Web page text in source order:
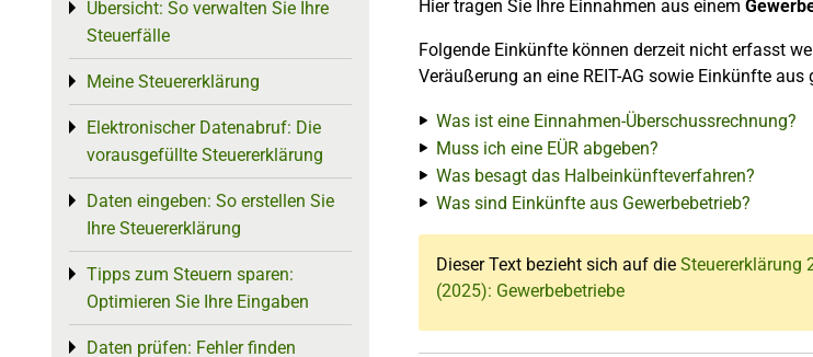
Hier tragen Sie Ihre Einnahmen aus einem
Folgende Einkünfte können derzeit nicht erfasst
Veräußerung an eine REIT-AG sowie Einkünfte
Was ist eine Einnahmen-Überschussrechnung?
Muss ich eine EÜR abgeben?
Was besagt das Halbeinkünfteverfahren?
Was sind Einkünfte aus Gewerbebetrieb?
Dieser Text bezieht sich auf die Steuererklärung
(2025): Gewerbebetriebe
Übersicht: So verwalten Sie Ihre
Steuerfälle
Toggle menu
Meine Steuererklärung
Toggle menu
Elektronischer Datenabruf: Die
vorausgefüllte Steuererklärung
Toggle menu
Daten eingeben: So erstellen Sie
Ihre Steuererklärung
Toggle menu
Tipps zum Steuern sparen:
Optimieren Sie Ihre Eingaben
Toggle menu
Daten prüfen: Fehler finden
Toggle menu